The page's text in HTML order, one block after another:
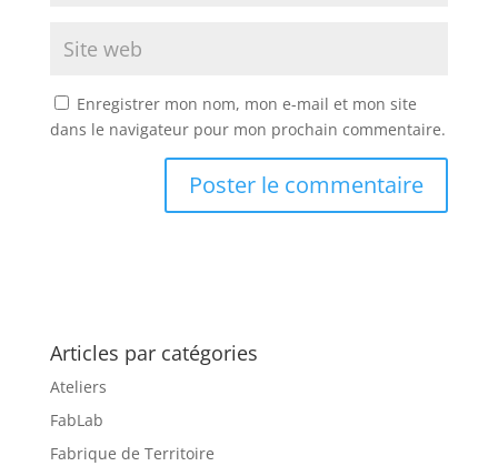
Enregistrer mon nom, mon e-mail et mon site
dans le navigateur pour mon prochain commentaire.
Articles par catégories
Ateliers
FabLab
Fabrique de Territoire